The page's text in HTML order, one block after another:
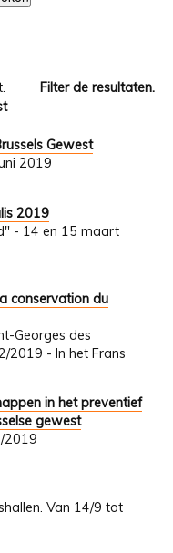
Filter de resultaten.
Gewest
2019
2019
- 14 en 15 maart
conservation du
Georges des
2019 - In het Frans
in het preventief
gewest
2019
Van 14/9 tot